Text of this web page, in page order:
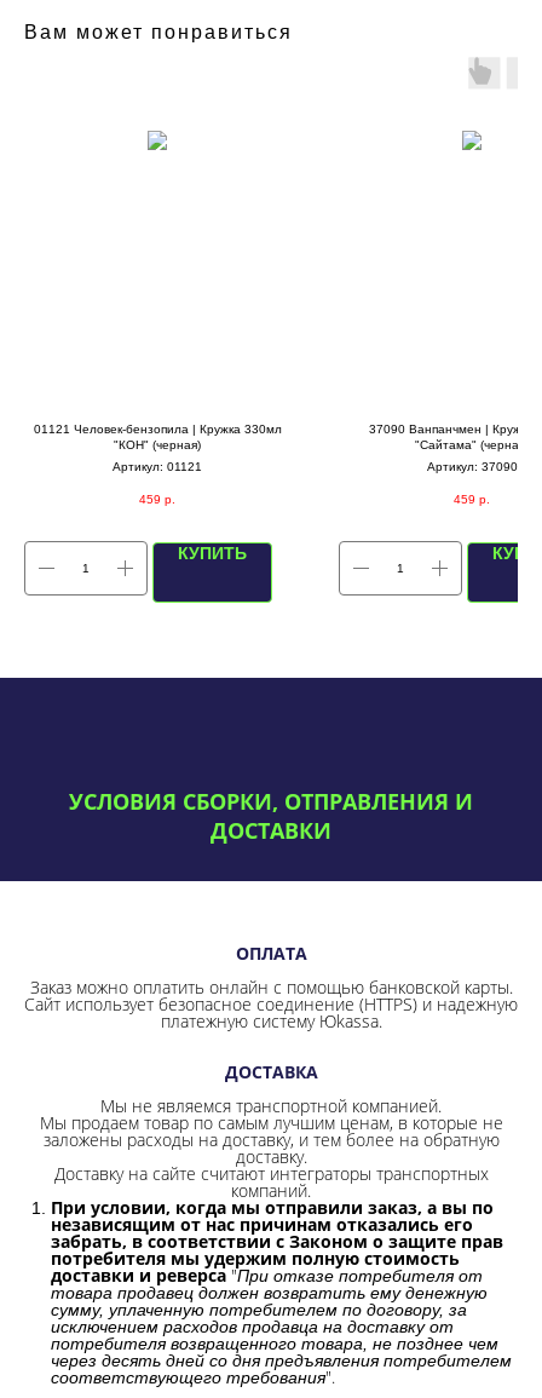
Вам может понравиться
01121 Человек-бензопила | Кружка 330мл
"КОН" (черная)
Артикул: 01121
459 р.
КУПИТЬ
37090 Ванпанчмен | Кружка
"Сайтама" (черная)
Артикул: 37090
459 р.
УСЛОВИЯ СБОРКИ, ОТПРАВЛЕНИЯ И
ДОСТАВКИ
ОПЛАТА
Заказ можно оплатить онлайн с помощью банковской карты.
Сайт использует безопасное соединение (HTTPS) и надежную
платежную систему Юkassa.
ДОСТАВКА
Мы не являемся транспортной компанией.
Мы продаем товар по самым лучшим ценам, в которые не
заложены расходы на доставку, и тем более на обратную
доставку.
Доставку на сайте считают интеграторы транспортных
компаний.
При условии, когда мы отправили заказ, а вы по
независящим от нас причинам отказались его
забрать, в соответствии с Законом о защите прав
потребителя мы удержим полную стоимость
доставки и реверса "При отказе потребителя от
товара продавец должен возвратить ему денежную
сумму, уплаченную потребителем по договору, за
исключением расходов продавца на доставку от
потребителя возвращенного товара, не позднее чем
через десять дней со дня предъявления потребителем
соответствующего требования".